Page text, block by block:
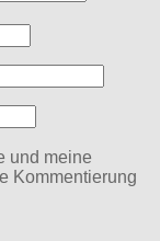
und meine
Kommentierung